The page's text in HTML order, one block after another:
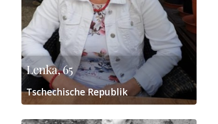
Lenka, 65
Tschechische Republik